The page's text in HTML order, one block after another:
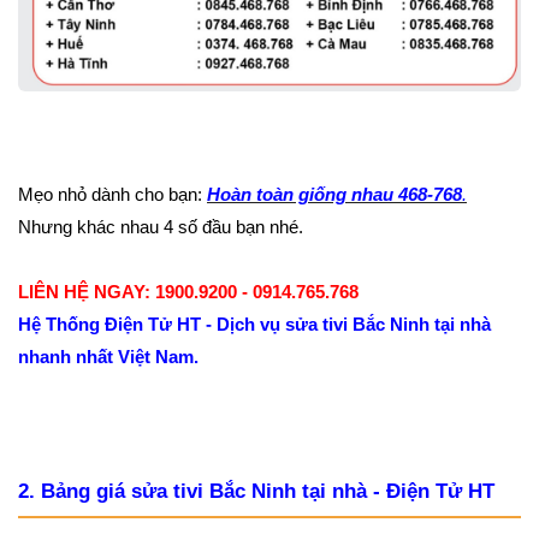
Mẹo nhỏ dành cho bạn: Hoàn toàn giống nhau 468-768.
Nhưng khác nhau 4 số đầu bạn nhé.
LIÊN HỆ NGAY: 1900.9200 - 0914.765.768
Hệ Thống Điện Tử HT - Dịch vụ sửa tivi Bắc Ninh tại nhà
nhanh nhất Việt Nam.
2. Bảng giá sửa tivi Bắc Ninh tại nhà - Điện Tử HT